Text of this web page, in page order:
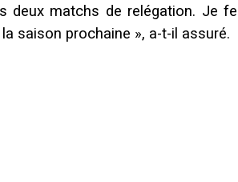
deux matchs de relégation. Je
saison prochaine », a-t-il assuré.